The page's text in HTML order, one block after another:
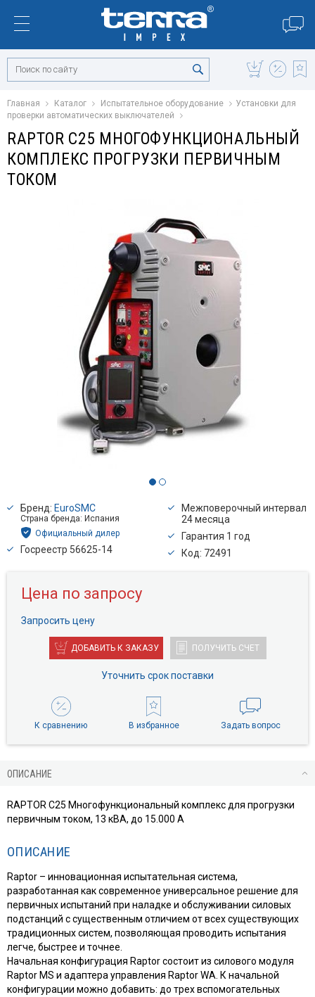
Главная Каталог Испытательное оборудование
Установки для
проверки автоматических выключателей
RAPTOR C25 МНОГОФУНКЦИОНАЛЬНЫЙ
КОМПЛЕКС ПРОГРУЗКИ ПЕРВИЧНЫМ
ТОКОМ
Бренд: EuroSMC
Страна бренда: Испания
Официальный дилер
Госреестр 56625-14
Межповерочный интервал
24 месяца
Гарантия 1 год
Код: 72491
Цена по запросу
Запросить цену
ДОБАВИТЬ К ЗАКАЗУ ПОЛУЧИТЬ СЧЕТ
Уточнить срок поставки
К сравнению В избранное Задать вопрос
ОПИСАНИЕ
RAPTOR C25 Многофункциональный комплекс для прогрузки
первичным током, 13 кВА, до 15.000 А
ОПИСАНИЕ
Raptor – инновационная испытательная система,
разработанная как современное универсальное решение для
первичных испытаний при наладке и обслуживании силовых
подстанций с существенным отличием от всех существующих
традиционных систем, позволяющая проводить испытания
легче, быстрее и точнее.
Начальная конфигурация Raptor состоит из силового модуля
Raptor MS и адаптера управления Raptor WA. К начальной
конфигурации можно добавить: до трех вспомогательных